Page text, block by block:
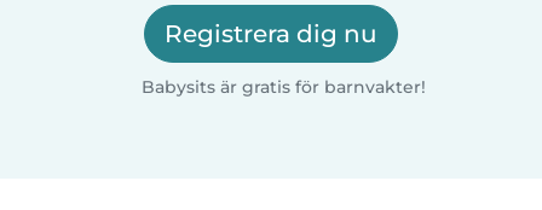
Registrera dig nu
Babysits är gratis för barnvakter!